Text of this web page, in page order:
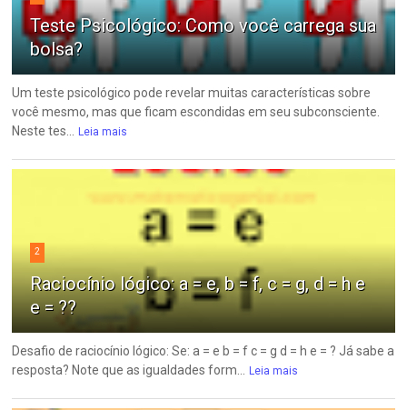
Teste Psicológico: Como você carrega sua
bolsa?
Um teste psicológico pode revelar muitas características sobre
você mesmo, mas que ficam escondidas em seu subconsciente.
Neste tes...
Leia mais
2
Raciocínio lógico: a = e, b = f, c = g, d = h e
e = ??
Desafio de raciocínio lógico: Se: a = e b = f c = g d = h e = ? Já sabe a
resposta? Note que as igualdades form...
Leia mais